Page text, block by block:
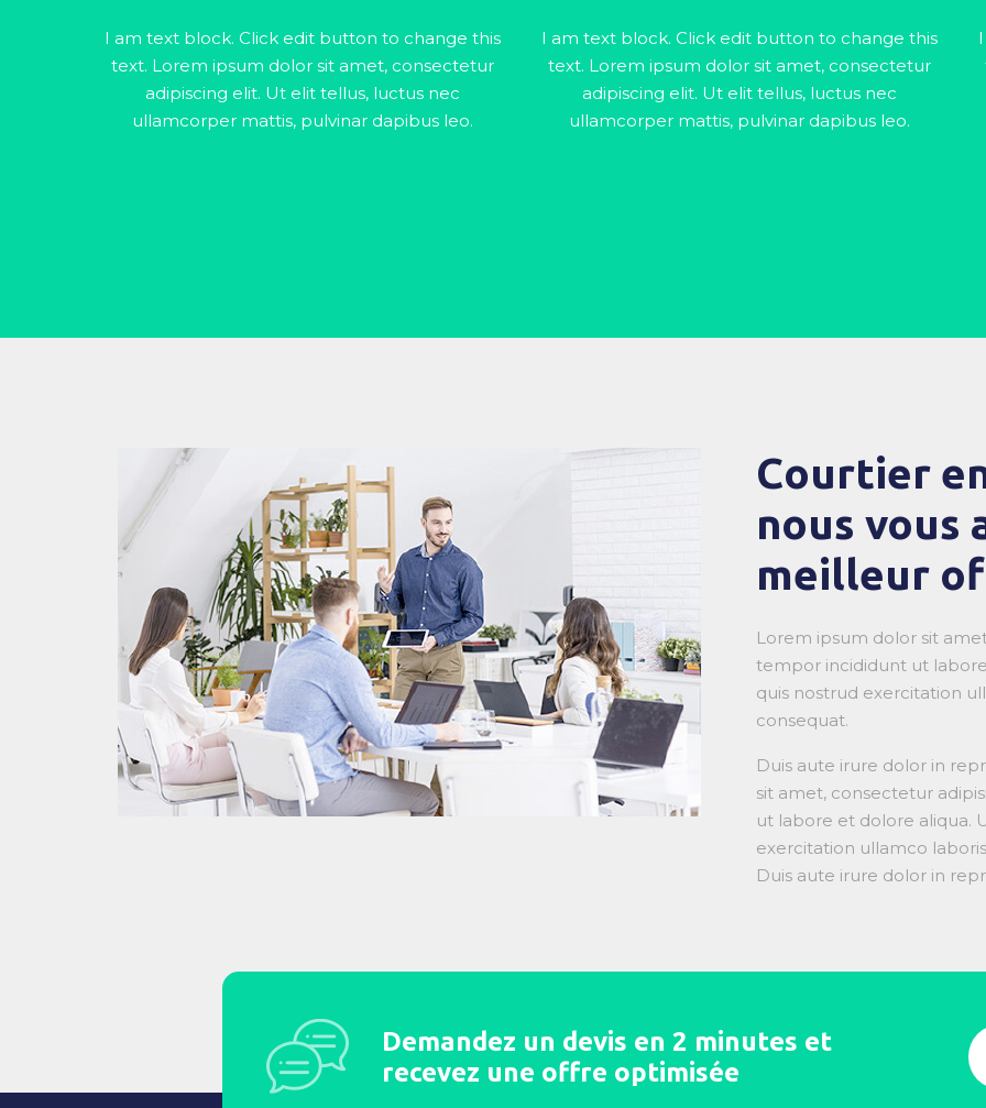
I am text block. Click edit button to change this
text. Lorem ipsum dolor sit amet, consectetur
adipiscing elit. Ut elit tellus, luctus nec
ullamcorper mattis, pulvinar dapibus leo.
I am text block. Click edit button to change this
text. Lorem ipsum dolor sit amet, consectetur
adipiscing elit. Ut elit tellus, luctus nec
ullamcorper mattis, pulvinar dapibus leo.
Courtier
nous vous
meilleur
Lorem ipsum dolor sit
tempor incididunt ut
quis nostrud exercitation
consequat.
Duis aute irure dolor in
sit amet, consectetur
ut labore et dolore aliqua.
exercitation ullamco
Duis aute irure dolor in
Demandez un devis en 2 minutes et
recevez une offre optimisée